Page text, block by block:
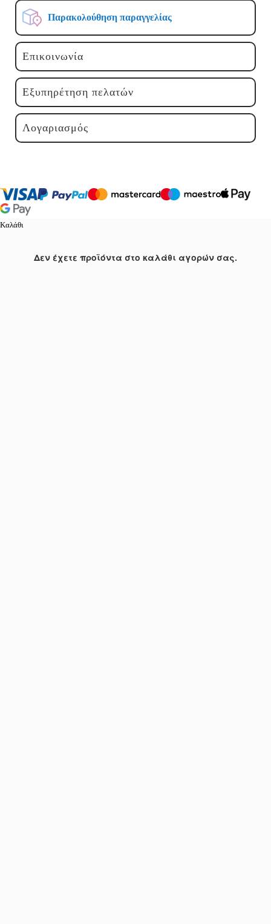
Παρακολούθηση παραγγελίας
Επικοινωνία
Εξυπηρέτηση πελατών
Λογαριασμός
Καλάθι
Δεν έχετε προϊόντα στο καλάθι αγορών σας.